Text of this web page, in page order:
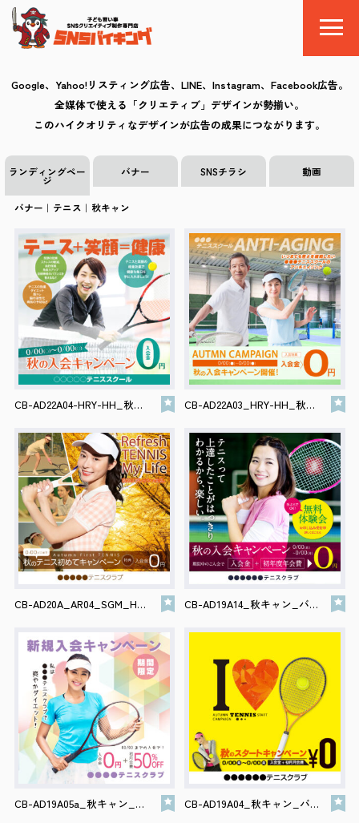
SNSバイキングとは
料金
制作の流れ
クリエイティブ
Q&A
お気に入り
会社案内
サイトポリシー
0120-78-8169
［受付時間］ 9：00～18：00 ※土・日・祝祭日・年末年始は除く
お問い合わせはこちら
Google、Yahoo!リスティング広告、LINE、Instagram、Facebook広告。
全媒体で使える「クリエティブ」デザインが勢揃い。
このハイクオリティなデザインが広告の成果につながります。
ランディングペー
ジ
バナー SNSチラシ 動画
バナー｜テニス｜秋キャン
CB-AD22A04-HRY-HH_秋キャン_バナー CB-AD22A03_HRY-HH_秋キャン_バナー
CB-AD20A_AR04_SGM_HH_秋キャン_バナー CB-AD19A14_秋キャン_バナー
CB-AD19A05a_秋キャン_バナー CB-AD19A04_秋キャン_バナー